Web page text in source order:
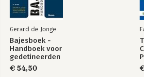
Gerard de Jonge
Bajesboek -
Handboek voor
gedetineerden
€ 54,50